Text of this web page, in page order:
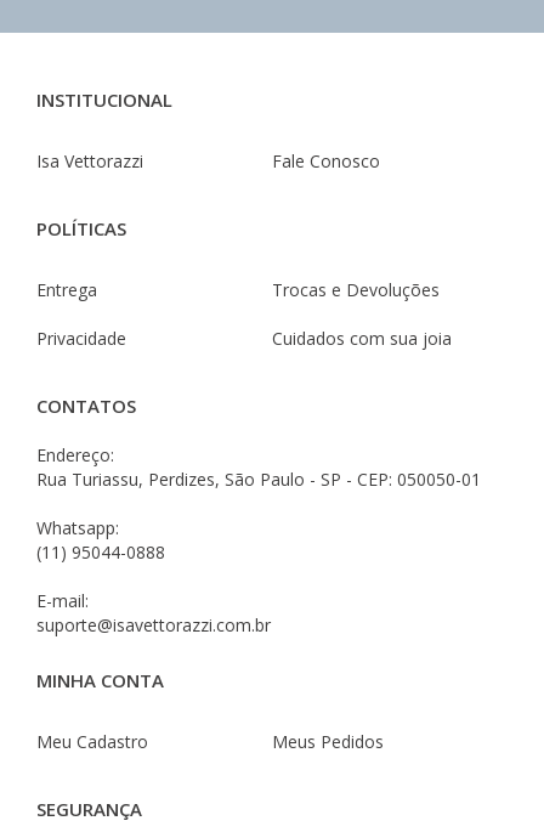
INSTITUCIONAL
Isa Vettorazzi Fale Conosco
POLÍTICAS
Entrega Trocas e Devoluções
Privacidade Cuidados com sua joia
CONTATOS
Endereço:
Rua Turiassu, Perdizes, São Paulo - SP - CEP: 050050-01
Whatsapp:
(11) 95044-0888
E-mail:
suporte@isavettorazzi.com.br
MINHA CONTA
Meu Cadastro Meus Pedidos
SEGURANÇA